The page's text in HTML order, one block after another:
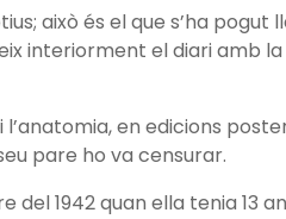
això és el que s’ha pogut
interiorment el diari amb
en edicions
pare ho va censurar.
1942 quan ella tenia 13